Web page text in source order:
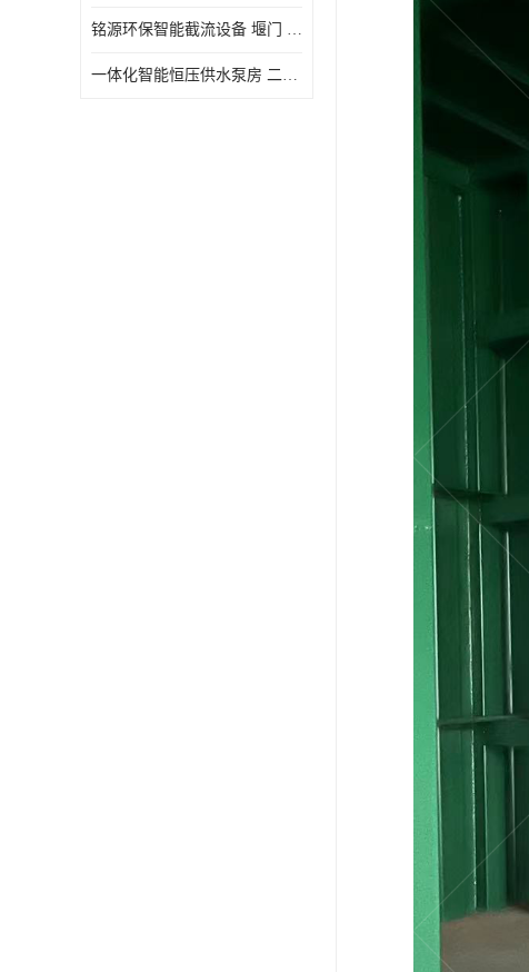
铭源环保智能截流设备 堰门 铸铁调节闸门作用 源头商家 可定制
一体化智能恒压供水泵房 二次加压供水设备户外智慧泵房